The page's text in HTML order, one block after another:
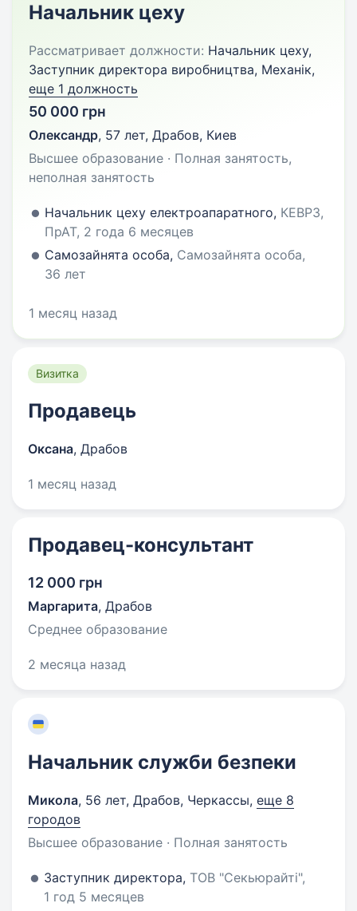
Начальник цеху
Рассматривает должности: Начальник цеху,
Заступник директора виробництва, Механік,
еще 1 должность
50 000 грн
Олександр, 57 лет, Драбов, Киев
Высшее образование · Полная занятость,
неполная занятость
Начальник цеху електроапаратного, КЕВРЗ,
ПрАТ, 2 года 6 месяцев
Самозайнята особа, Самозайнята особа,
36 лет
1 месяц назад
Визитка
Продавець
Оксана, Драбов
1 месяц назад
Продавец-консультант
12 000 грн
Маргарита, Драбов
Среднее образование
2 месяца назад
Начальник служби безпеки
Микола, 56 лет, Драбов, Черкассы, еще 8
городов
Высшее образование · Полная занятость
Заступник директора, ТОВ "Секьюрайті",
1 год 5 месяцев